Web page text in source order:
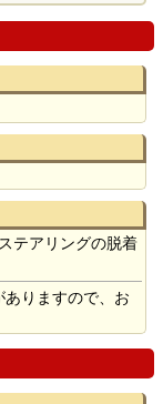
テアリングの脱着
りますので、お